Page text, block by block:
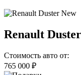
Renault
Стоимость авто от:
765 000 ₽